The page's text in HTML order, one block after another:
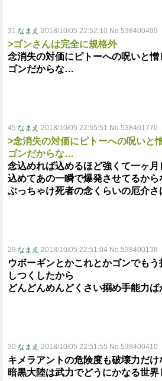
31 なまえ 2018/10/05 22:52:10 No.538400499
>ゴンさんは完全に規格外
念消失の対価にピトーへの呪いと
ゴンだからな…
45 なまえ 2018/10/05 22:55:51 No.538401770
>念消失の対価にピトーへの呪いと
ゴンだからな…
念込めれば込めるほど強くて一ヶ
込めてあの一瞬で爆発させてるから
ぶっちゃけ死者の念くらいの厄介
29 なまえ 2018/10/05 22:51:04 No.538400138
ウボーギンとかこれとかゴンでも
しつくしたから
どんどんめんどくさい搦め手能力
30 なまえ 2018/10/05 22:51:55 No.538400410
キメラアントの危険度も破壊力だ
暗黒大陸は武力でどうにかなる世界